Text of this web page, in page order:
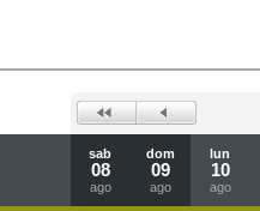
sab
08
ago
dom
09
ago
lun
10
ago